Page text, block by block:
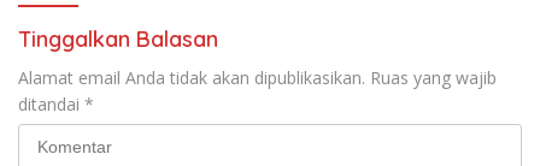
Tinggalkan Balasan
Alamat email Anda tidak akan dipublikasikan. Ruas yang wajib
ditandai *